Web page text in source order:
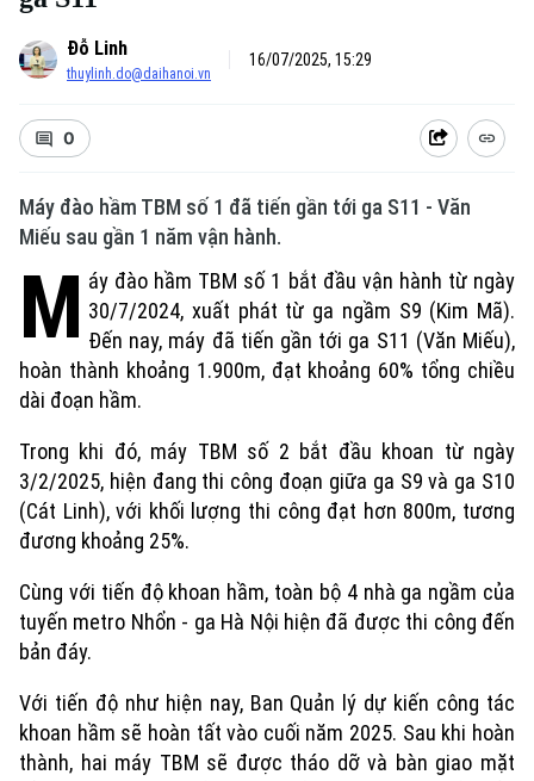
Đỗ Linh
thuylinh.do@daihanoi.vn
16/07/2025, 15:29
0
Máy đào hầm TBM số 1 đã tiến gần tới ga S11 - Văn
Miếu sau gần 1 năm vận hành.
M áy đào hầm TBM số 1 bắt đầu vận hành từ ngày
30/7/2024, xuất phát từ ga ngầm S9 (Kim Mã).
Đến nay, máy đã tiến gần tới ga S11 (Văn Miếu),
hoàn thành khoảng 1.900m, đạt khoảng 60% tổng chiều
dài đoạn hầm.
Trong khi đó, máy TBM số 2 bắt đầu khoan từ ngày
3/2/2025, hiện đang thi công đoạn giữa ga S9 và ga S10
(Cát Linh), với khối lượng thi công đạt hơn 800m, tương
đương khoảng 25%.
Cùng với tiến độ khoan hầm, toàn bộ 4 nhà ga ngầm của
tuyến metro Nhổn - ga Hà Nội hiện đã được thi công đến
bản đáy.
Với tiến độ như hiện nay, Ban Quản lý dự kiến công tác
khoan hầm sẽ hoàn tất vào cuối năm 2025. Sau khi hoàn
thành, hai máy TBM sẽ được tháo dỡ và bàn giao mặt